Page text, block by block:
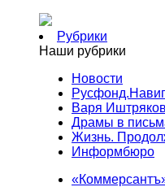
Рубрики
Наши рубрики
Новости
Варя
Драмы в
Жизнь.
Информбюро